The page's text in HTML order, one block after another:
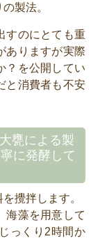
製法。
すのにとても重
ありますが実際
？を公開してい
と消費者も不安
甕による製
に発酵して
攪拌します。
海藻を用意して
っくり2時間か